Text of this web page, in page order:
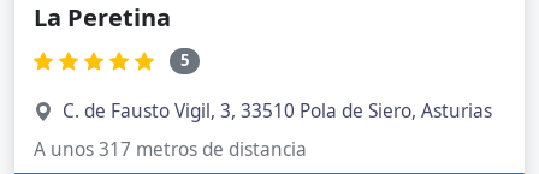
La Peretina
5
C. de Fausto Vigil, 3, 33510 Pola de Siero, Asturias
A unos 317 metros de distancia